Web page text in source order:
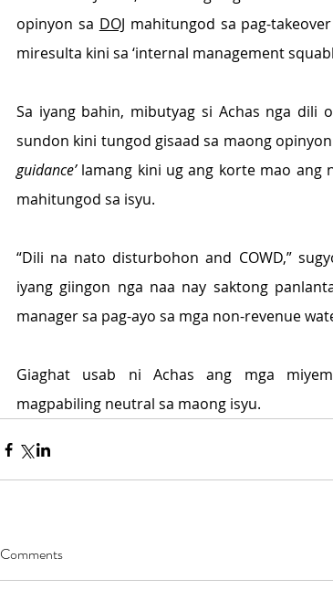
opinyon sa DOJ mahitungod sa pag-
miresulta kini sa ‘internal management
Sa iyang bahin, mibutyag si Achas nga dili
sundon kini tungod gisaad sa maong
guidance’ lamang kini ug ang korte mao ang
mahitungod sa isyu.
“Dili na nato disturbohon and COWD,”
iyang giingon nga naa nay saktong
manager sa pag-ayo sa mga non-revenue
Giaghat usab ni Achas ang mga
magpabiling neutral sa maong isyu.
Comments